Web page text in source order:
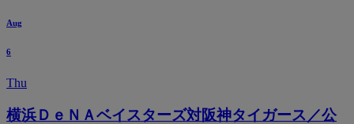
Aug
6
Thu
横浜ＤｅＮＡベイスターズ対阪神タイガース／公